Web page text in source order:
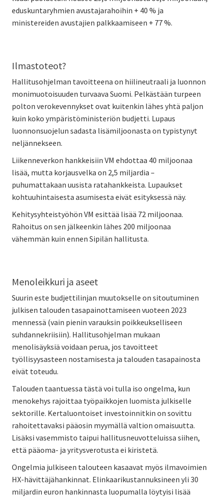
eduskuntaryhmien avustajarahoihin + 40 % ja
ministereiden avustajien palkkaamiseen + 77 %.
Ilmastoteot?
Hallitusohjelman tavoitteena on hiilineutraali ja luonnon
monimuotoisuuden turvaava Suomi. Pelkästään turpeen
polton verokevennykset ovat kuitenkin lähes yhtä paljon
kuin koko ympäristöministeriön budjetti. Lupaus
luonnonsuojelun sadasta lisämiljoonasta on typistynyt
neljännekseen.
Liikenneverkon hankkeisiin VM ehdottaa 40 miljoonaa
lisää, mutta korjausvelka on 2,5 miljardia –
puhumattakaan uusista ratahankkeista. Lupaukset
kohtuuhintaisesta asumisesta eivät esityksessä näy.
Kehitysyhteistyöhön VM esittää lisää 72 miljoonaa.
Rahoitus on sen jälkeenkin lähes 200 miljoonaa
vähemmän kuin ennen Sipilän hallitusta.
Menoleikkuri ja aseet
Suurin este budjettilinjan muutokselle on sitoutuminen
julkisen talouden tasapainottamiseen vuoteen 2023
mennessä (vain pienin varauksin poikkeukselliseen
suhdannekriisiin). Hallitusohjelman mukaan
menolisäyksiä voidaan perua, jos tavoitteet
työllisyysasteen nostamisesta ja talouden tasapainosta
eivät toteudu.
Talouden taantuessa tästä voi tulla iso ongelma, kun
menokehys rajoittaa työpaikkojen luomista julkiselle
sektorille. Kertaluontoiset investoinnitkin on sovittu
rahoitettavaksi pääosin myymällä valtion omaisuutta.
Lisäksi vasemmisto taipui hallitusneuvotteluissa siihen,
että pääoma- ja yritysverotusta ei kiristetä.
Ongelmia julkiseen talouteen kasaavat myös ilmavoimien
HX-hävittäjähankinnat. Elinkaarikustannuksineen yli 30
miljardin euron hankinnasta luopumalla löytyisi lisää